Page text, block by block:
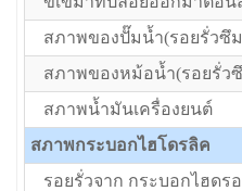
สภาพของปั๊มน้ำ(รอยรั่วซึ
สภาพของหม้อน้ำ(รอยรั่ว
สภาพน้ำมันเครื่องยนต์
สภาพกระบอกไฮโดรลิค
รอยรั่วจาก กระบอกไฮดร